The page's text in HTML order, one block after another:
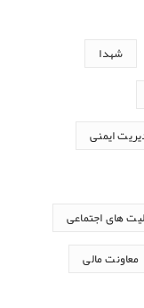
شهدا
ایمنی
های اجتماعی
معاونت مالی